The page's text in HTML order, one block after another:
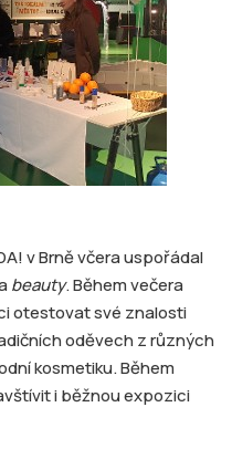
v Brně včera uspořádal
beauty. Během večera
otestovat své znalosti
oděvech z různých
kosmetiku. Během
i běžnou expozici